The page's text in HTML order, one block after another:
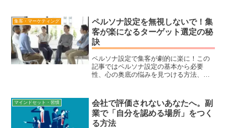
る 見込み客に響く投稿ネタ や、SNSとブ
ログの効果的な使い分け、ネタ切れを防
ぐアイデアなどを詳しく解説！「どんな
投稿をすれば反応がもらえるのか？」
「継続的に発信するには？」といった悩
みも解決します。これを読めば、あなた
の発信が 集客につながる価値あるコンテ
ンツ に変わるはず！SNSやブログを活用
集客・マーケティング
ペルソナ設定を無視しないで！集
客が楽になるターゲット選定の秘
訣
ペルソナ設定で集客が劇的に楽に！この
記事ではペルソナ設定の基本から必要
性、心の奥底の悩みを見つける方法、日
てビジネスを加速させましょう！
マインドセット・習慣
会社で評価されないあなたへ。副
業で「自分を認める場所」をつく
る方法